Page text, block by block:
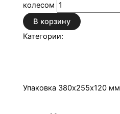
колесом
В корзину
Категории:
Упаковка 380х255х120 мм